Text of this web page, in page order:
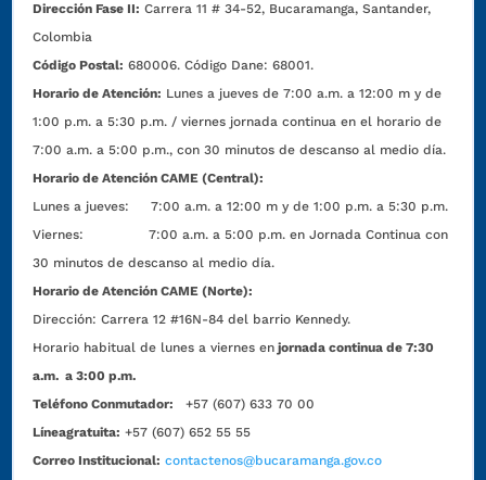
Dirección Fase II: Carrera 11 # 34-52, Bucaramanga, Santander,
Colombia
Código Postal: 680006. Código Dane: 68001.
Horario de Atención: Lunes a jueves de 7:00 a.m. a 12:00 m y de
1:00 p.m. a 5:30 p.m. / viernes jornada continua en el horario de
7:00 a.m. a 5:00 p.m., con 30 minutos de descanso al medio día.
Horario de Atención CAME (Central):
Lunes a jueves: 7:00 a.m. a 12:00 m y de 1:00 p.m. a 5:30 p.m.
Viernes: 7:00 a.m. a 5:00 p.m. en Jornada Continua con
30 minutos de descanso al medio día.
Horario de Atención CAME (Norte):
Dirección:Carrera 12 #16N-84 del barrio Kennedy.
Horario habitual de lunes a viernes en jornada continua de 7:30
a.m. a 3:00 p.m.
Teléfono Conmutador:
+57 (607) 633 70 00
Líneagratuita: +57 (607) 652 55 55
Correo Institucional: contactenos@bucaramanga.gov.co